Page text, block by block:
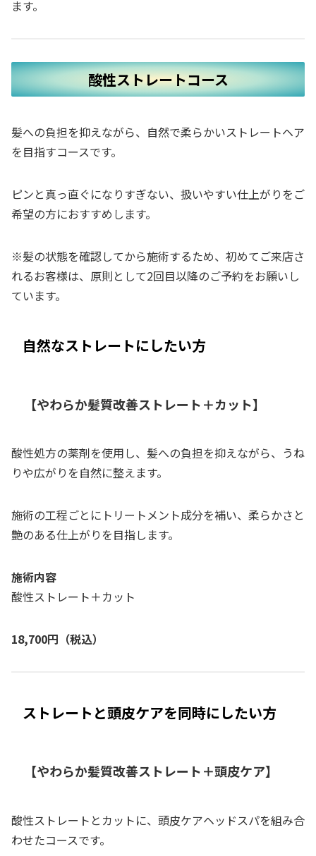
ます。
酸性ストレートコース
髪への負担を抑えながら、自然で柔らかいストレートヘア
を目指すコースです。
ピンと真っ直ぐになりすぎない、扱いやすい仕上がりをご
希望の方におすすめします。
※髪の状態を確認してから施術するため、初めてご来店さ
れるお客様は、原則として2回目以降のご予約をお願いし
ています。
自然なストレートにしたい方
【やわらか髪質改善ストレート＋カット】
酸性処方の薬剤を使用し、髪への負担を抑えながら、うね
りや広がりを自然に整えます。
施術の工程ごとにトリートメント成分を補い、柔らかさと
艶のある仕上がりを目指します。
施術内容
酸性ストレート＋カット
18,700円（税込）
ストレートと頭皮ケアを同時にしたい方
【やわらか髪質改善ストレート＋頭皮ケア】
酸性ストレートとカットに、頭皮ケアヘッドスパを組み合
わせたコースです。